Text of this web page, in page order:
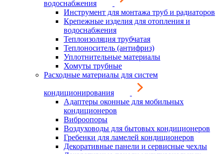
водоснабжения
Инструмент для монтажа труб и радиаторов
Крепежные изделия для отопления и
водоснабжения
Теплоизоляция трубчатая
Теплоноситель (антифриз)
Уплотнительные материалы
Хомуты трубные
Расходные материалы для систем
кондиционирования
Адаптеры оконные для мобильных
кондиционеров
Виброопоры
Воздуховоды для бытовых кондиционеров
Гребенки для ламелей кондиционеров
Декоративные панели и сервисные чехлы